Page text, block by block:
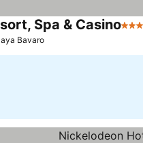
Spa & Casino5
Bavaro